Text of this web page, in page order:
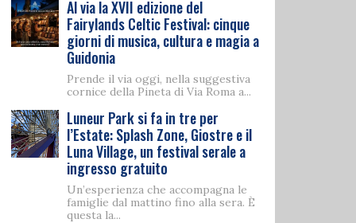
Al via la XVII edizione del
Fairylands Celtic Festival: cinque
giorni di musica, cultura e magia a
Guidonia
Prende il via oggi, nella suggestiva
cornice della Pineta di Via Roma a...
Luneur Park si fa in tre per
l’Estate: Splash Zone, Giostre e il
Luna Village, un festival serale a
ingresso gratuito
Un’esperienza che accompagna le
famiglie dal mattino fino alla sera. È
questa la...